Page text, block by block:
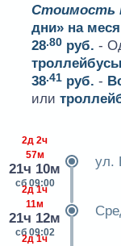
Стоимость
дни» на
28.80 руб. -
38.41 руб. -
или
2д 2ч
57м
21ч 10м
сб 09:00
ул.
2д 1ч
11м
21ч 12м
сб 09:02
2д 1ч